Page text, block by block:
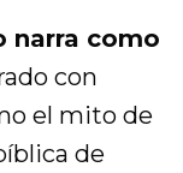
narra como
con
el mito de
de